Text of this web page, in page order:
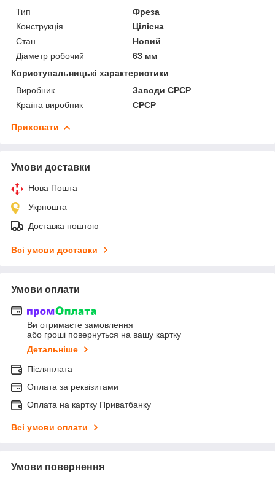
Тип
Фреза
Конструкція
Цілісна
Стан
Новий
Діаметр робочий
63 мм
Користувальницькі характеристики
Виробник
Заводи СРСР
Країна виробник
СРСР
Приховати
Умови доставки
Нова Пошта
Укрпошта
Доставка поштою
Всі умови доставки
Умови оплати
Ви отримаєте замовлення
або гроші повернуться на вашу картку
Детальніше
Післяплата
Оплата за реквізитами
Оплата на картку Приватбанку
Всі умови оплати
Умови повернення